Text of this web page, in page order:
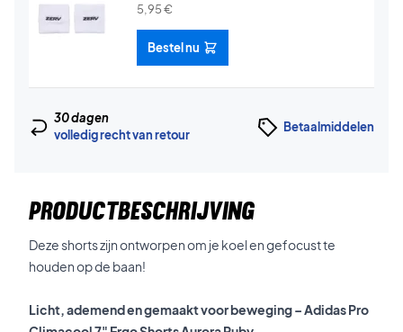
5,95€
Bestel nu
30 dagen
volledig recht van retour
Betaalmiddelen
PRODUCTBESCHRIJVING
Deze shorts zijn ontworpen om je koel en gefocust te
houden op de baan!
Licht, ademend en gemaakt voor beweging – Adidas Pro